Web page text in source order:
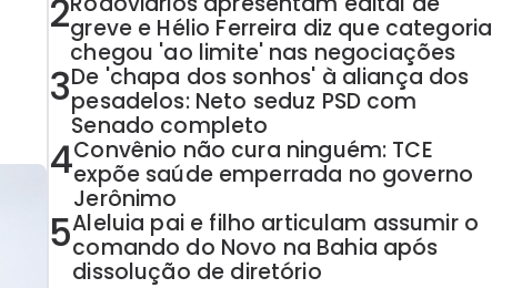
2greve e Hélio Ferreira diz que categoria
chegou 'ao limite' nas negociações
3De 'chapa dos sonhos' à aliança dos
pesadelos: Neto seduz PSD com
Senado completo
4Convênio não cura ninguém: TCE
expõe saúde emperrada no governo
Jerônimo
5Aleluia pai e filho articulam assumir o
comando do Novo na Bahia após
dissolução de diretório